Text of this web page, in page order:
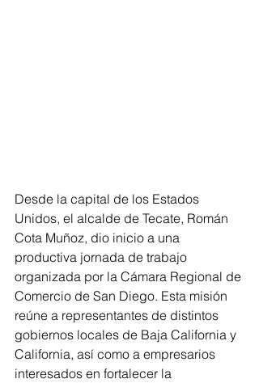
Desde la capital de los Estados
Unidos, el alcalde de Tecate, Román
Cota Muñoz, dio inicio a una
productiva jornada de trabajo
organizada por la Cámara Regional de
Comercio de San Diego. Esta misión
reúne a representantes de distintos
gobiernos locales de Baja California y
California, así como a empresarios
interesados en fortalecer la